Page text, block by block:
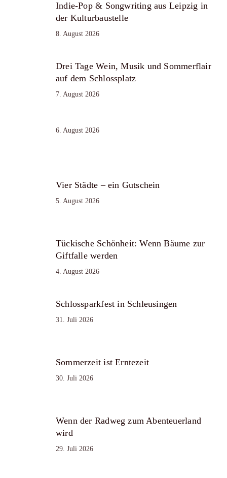
Indie-Pop & Songwriting aus Leipzig in
der Kulturbaustelle
8. August 2026
Drei Tage Wein, Musik und Sommerflair
auf dem Schlossplatz
7. August 2026
6. August 2026
Vier Städte – ein Gutschein
5. August 2026
Tückische Schönheit: Wenn Bäume zur
Giftfalle werden
4. August 2026
Schlossparkfest in Schleusingen
31. Juli 2026
Sommerzeit ist Erntezeit
30. Juli 2026
Wenn der Radweg zum Abenteuerland
wird
29. Juli 2026